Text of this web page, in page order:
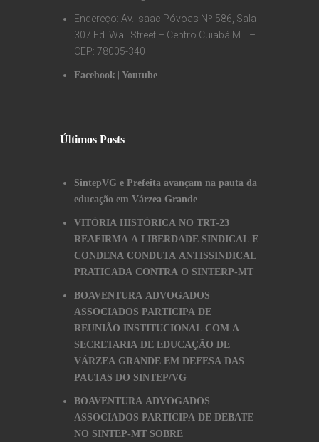
Endereço: Av. Isaac Póvoas Nº 586, Sala
307 Ed. Wall Street – Centro Cuiabá MT –
CEP: 78005-340
Facebook Youtube
Últimos Posts
SintepVG e Prefeita avançam na pauta da
educação em Várzea Grande
VITÓRIA HISTÓRICA NO TRT-23
REAFIRMA A LIBERDADE SINDICAL E
CONDENA CONDUTA ANTISSINDICAL
PRATICADA CONTRA O SINTERP-MT
BOAVENTURA ADVOGADOS
ASSOCIADOS PARTICIPA DE
REUNIÃO INSTITUCIONAL COM A
SECRETARIA DE EDUCAÇÃO DE
VÁRZEA GRANDE EM DEFESA DAS
PAUTAS DO SINTEP/VG
BOAVENTURA ADVOGADOS
ASSOCIADOS PARTICIPA DE DEBATE
NO SINTEP-MT SOBRE